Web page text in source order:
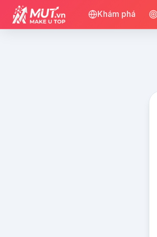
Khám phá